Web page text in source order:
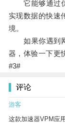
它能够通过优
实现数据的快速
境。
如果你遇到网
器，体验一下更
#3#
评论
游客
这款加速器VPM应